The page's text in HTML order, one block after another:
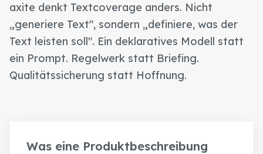
axite denkt Textcoverage anders. Nicht
„generiere Text", sondern „definiere, was der
Text leisten soll". Ein deklaratives Modell statt
ein Prompt. Regelwerk statt Briefing.
Qualitätssicherung statt Hoffnung.
Was eine Produktbeschreibung